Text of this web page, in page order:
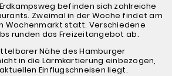
befinden sich zahlreiche
Zweimal in der Woche findet am
Wochenmarkt statt. Verschiedene
runden das Freizeitangebot ab.
Nähe des Hamburger
in die Lärmkartierung einbezogen,
Einflugschneisen liegt.